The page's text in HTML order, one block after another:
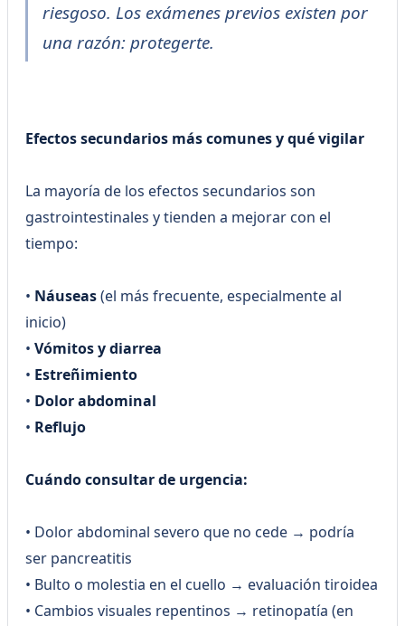
riesgoso. Los exámenes previos existen por
una razón: protegerte.
Efectos secundarios más comunes y qué vigilar
La mayoría de los efectos secundarios son
gastrointestinales y tienden a mejorar con el
tiempo:
• Náuseas(el más frecuente, especialmente al
inicio)
•Vómitos y diarrea
• Estreñimiento
• Dolor abdominal
• Reflujo
Cuándo consultar de urgencia:
• Dolor abdominal severo que no cede → podría
ser pancreatitis
• Bulto o molestia en el cuello → evaluación tiroidea
• Cambios visuales repentinos → retinopatía (en